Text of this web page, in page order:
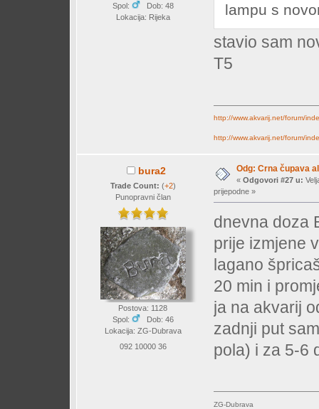
Spol:
Dob: 48
Lokacija: Rijeka
lampu s
stavio sam
T5
http://www.akvarij.net/forum/
http://www.akvarij.net/forum/
bura2
Trade Count: (+2)
Punopravni član
Postova: 1128
Spol:
Dob: 46
Lokacija: ZG-Dubrava
092 10000 36
Odg: Crna čupava
« Odgovori #27 u:
prijepodne »
dnevna doza
prije izmjene
lagano
20 min i
ja na akvarij
zadnji put
pola) i za 5-6
ZG-Dubrava